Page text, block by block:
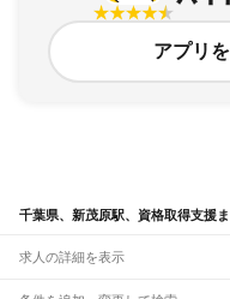
アプリ
千葉県、新茂原駅、資格取得支援
求人の詳細を表示